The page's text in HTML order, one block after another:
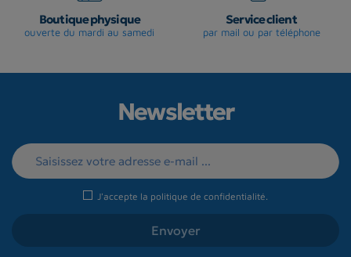
Boutique physique
ouverte du mardi au samedi
Service client
par mail ou par téléphone
Newsletter
J'accepte la politique de confidentialité